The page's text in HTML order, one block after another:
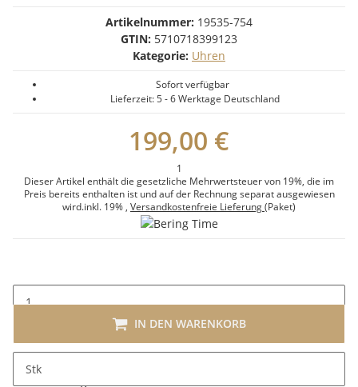
Artikelnummer: 19535-754
GTIN: 5710718399123
Kategorie: Uhren
Sofort verfügbar
Lieferzeit:5 - 6 Werktage Deutschland
199,00 €
1
Dieser Artikel enthält die gesetzliche Mehrwertsteuer von 19%, die im
Preis bereits enthalten ist und auf der Rechnung separat ausgewiesen
wird.inkl. 19% , Versandkostenfreie Lieferung(Paket)
Stk
IN DEN WARENKORB